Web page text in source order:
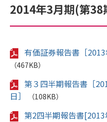
2014年3月期(第38
有価証券報告書［
（467KB）
第３四半期報告書［
日］
（108KB）
第2四半期報告書